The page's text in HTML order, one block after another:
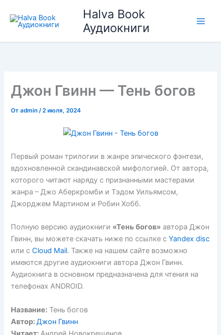
содержимому
Halva Book
Аудиокниги
Джон Гвинн — Тень богов
Отadmin/2 июля, 2024
Первый роман трилогии в жанре эпического фэнтези,
вдохновленной скандинавской мифологией. От автора,
которого читают наряду с признанными мастерами
жанра – Джо Аберкромби и Тэдом Уильямсом,
Джорджем Мартином и Робин Хобб.
Полную версию аудиокниги «Тень богов» автора Джон
Гвинн, вы можете скачать ниже по ссылке сYandex disc
или сCloud Mail. Также на нашем сайте возможно
имеются другие аудиокниги автора Джон Гвинн.
Аудиокнига в основном предназначена для чтения на
телефонах ANDROID.
Название: Тень богов
Автор:Джон Гвинн